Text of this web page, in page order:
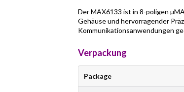
Der MAX6133 ist in 8-poligen
Gehäuse und hervorragender
Kommunikationsanwendungen
Verpackung
Package